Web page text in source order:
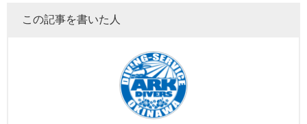
この記事を書いた人